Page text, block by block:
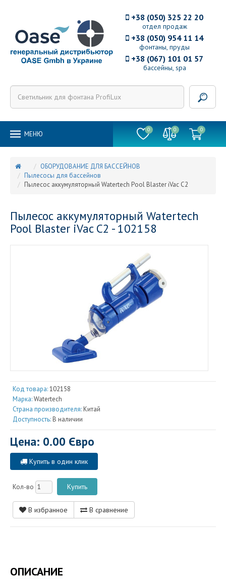
отдел продаж
+38 (050) 325 22 20
фонтаны, пруды
+38 (050) 954 11 14
бассейны, spa
+38 (067) 101 01 57
MEНЮ
0 0 0
ОБОРУДОВАНИЕ ДЛЯ БАССЕЙНОВ
Пылесосы для бассейнов
Пылесос аккумуляторный Watertech Pool Blaster iVac C2
Пылесос аккумуляторный Watertech
Pool Blaster iVac C2 - 102158
Код товара:102158
Марка:Watertech
Страна производителя: Китай
Доступность: В наличии
Цена: 0.00 Євро
Купить в один клик
Кол-во
В избранное В сравнение
ОПИСАНИЕ